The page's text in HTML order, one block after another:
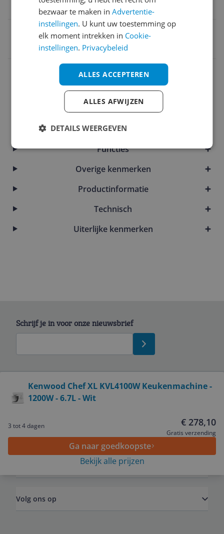
Smoothies
5011423191522
Accessoires & extra functies
Afmetingen
Algemeen
Capaciteit
Functies
Overige kenmerken
Productinformatie
Technisch
Uiterlijke kenmerken
Kenwood Chef XL KVL4100W Keukenmachine -
1200W - 6.7L - Wit
3 tot 4 dagen € 278,10
Gratis verzending
Ga naar goedkoopste
Bekijk alle prijzen
Schrijf je in voor onze nieuwsbrief
Service
Algemeen
Volg ons op
bezwaar te maken inAdvertentie-
instellingen. U kunt uw toestemming op
elk moment intrekken in Cookie-
instellingen. Privacybeleid
ALLES ACCEPTEREN
ALLES AFWIJZEN
DETAILS WEERGEVEN